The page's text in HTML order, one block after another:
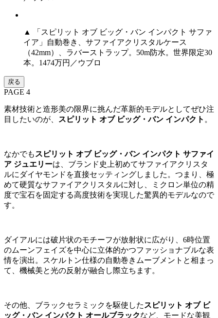
▲ 「スピリット オブ ビッグ・バン インパクト サファ
イア」自動巻き、サファイアクリスタルケース
（42mm）、ラバーストラップ。50m防水。世界限定30
本。1474万円／ウブロ
戻る
PAGE 4
素材技術と造形美の限界に挑んだ革新的モデルとしてぜひ注
目したいのが、
スピリット オブ ビッグ・バン インパクト 。
なかでも スピリット オブ ビッグ・バン インパクト サファイ
ア ジュエリーは、ブランド史上初めてサファイアクリスタ
ルにダイヤモンドを直接セッティングしました。つまり、極
めて硬質なサファイアクリスタルに対し、ミクロン単位の精
度で宝石を固定する高度技術を実現した驚異的モデルなので
す。
ダイアルには破片状のモチーフが放射状に広がり、6時位置
のムーンフェイズを中心に立体的かつファッショナブルな表
情を演出。スケルトン仕様の自動巻きムーブメントと相まっ
て、機械美と光の反射が融合し際立ちます。
その他、ブラックセラミックを駆使した スピリット オブ ビ
ッグ・バン インパクト オールブラックなど、モードな美観